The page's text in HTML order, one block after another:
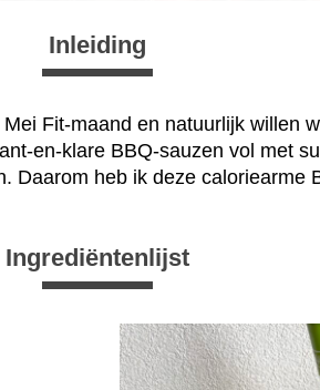
Inleiding
Fit-maand en natuurlijk willen
en-klare BBQ-sauzen vol met
Daarom heb ik deze caloriearme
Ingrediëntenlijst